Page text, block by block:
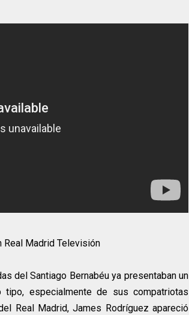
Real Madrid Televisión
del Santiago Bernabéu ya presentaban un
especialmente de sus compatriotas
Real Madrid, James Rodríguez apareció